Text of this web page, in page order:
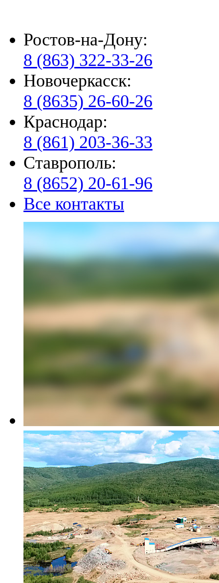
Ростов-на-Дону:
8 (863) 322-33-26
Новочеркасск:
8 (8635) 26-60-26
Краснодар:
8 (861) 203-36-33
Ставрополь:
8 (8652) 20-61-96
Все контакты